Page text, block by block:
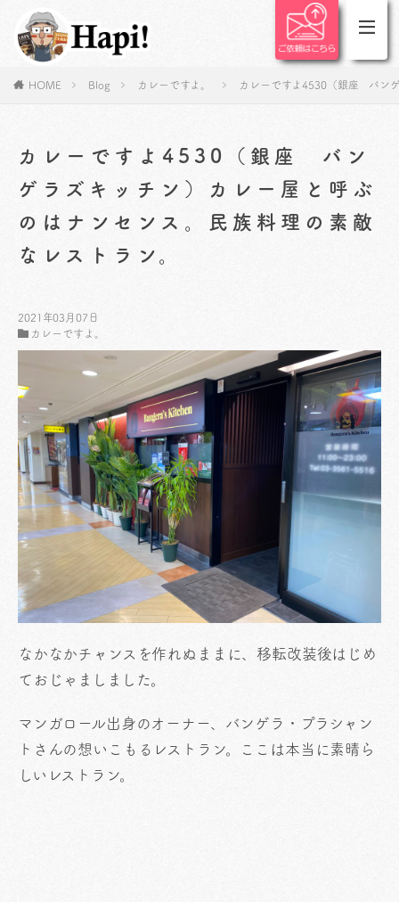
HOME Blog カレーですよ。 カレーですよ4530（銀座 バン
カレーですよ4530（銀座 バン
ゲラズキッチン）カレー屋と呼ぶ
のはナンセンス。民族料理の素敵
なレストラン。
2021年03月07日
カレーですよ。
なかなかチャンスを作れぬままに、移転改装後はじめ
ておじゃましました。
マンガロール出身のオーナー、バンゲラ・プラシャン
トさんの想いこもるレストラン。ここは本当に素晴ら
しいレストラン。